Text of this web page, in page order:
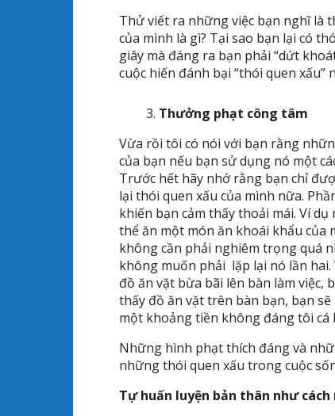
Thử viết ra những việc bạn nghĩ là
của mình là gì? Tại sao bạn lại có
giây mà đáng ra bạn phải “dứt
cuộc hiến đánh bại “thói quen xấu”
Thưởng phạt công tâm
Vừa rồi tôi có nói với bạn rằng
của bạn nếu bạn sử dụng nó một
Trước hết hãy nhớ rằng bạn chỉ
lại thói quen xấu của mình nữa.
khiến bạn cảm thấy thoải mái. Ví
thể ăn một món ăn khoái khẩu
không cần phải nghiêm trọng quá
không muốn phải lặp lại nó lần
đồ ăn vặt bừa bãi lên bàn làm
thấy đồ ăn vặt trên bàn bạn, bạn
một khoảng tiền không đáng tôi cá
Những hình phạt thích đáng và
những thói quen xấu trong cuộc
Tự huấn luyện bản thân như